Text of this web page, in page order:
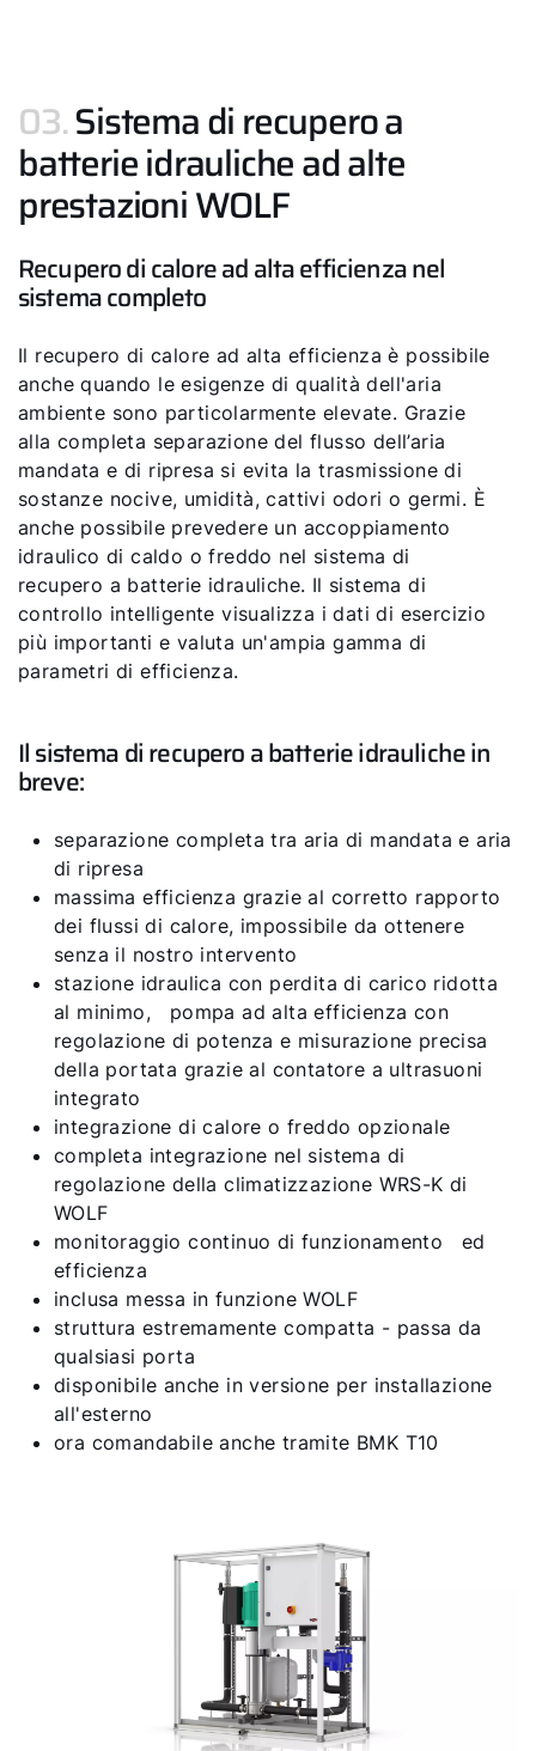
03.Sistema di recupero a
batterie idrauliche ad alte
prestazioni WOLF
Recupero di calore ad alta efficienza nel
sistema completo
Il recupero di calore ad alta efficienza è possibile
anche quando le esigenze di qualità dell'aria
ambiente sono particolarmente elevate. Grazie
alla completa separazione del flusso dell’aria
mandata e di ripresa si evita la trasmissione di
sostanze nocive, umidità, cattivi odori o germi. È
anche possibile prevedere un accoppiamento
idraulico di caldo o freddo nel sistema di
recupero a batterie idrauliche. Il sistema di
controllo intelligente visualizza i dati di esercizio
più importanti e valuta un'ampia gamma di
parametri di efficienza.
Il sistema di recupero a batterie idrauliche in
breve:
separazione completa tra aria di mandata e aria
di ripresa
massima efficienza grazie al corretto rapporto
dei flussi di calore, impossibile da ottenere
senza il nostro intervento
stazione idraulica con perdita di carico ridotta
al minimo, pompa ad alta efficienza con
regolazione di potenza e misurazione precisa
della portata grazie al contatore a ultrasuoni
integrato
integrazione di calore o freddo opzionale
completa integrazione nel sistema di
regolazione della climatizzazione WRS-K di
WOLF
monitoraggio continuo di funzionamento ed
efficienza
inclusa messa in funzione WOLF
struttura estremamente compatta - passa da
qualsiasi porta
disponibile anche in versione per installazione
all'esterno
ora comandabile anche tramite BMK T10